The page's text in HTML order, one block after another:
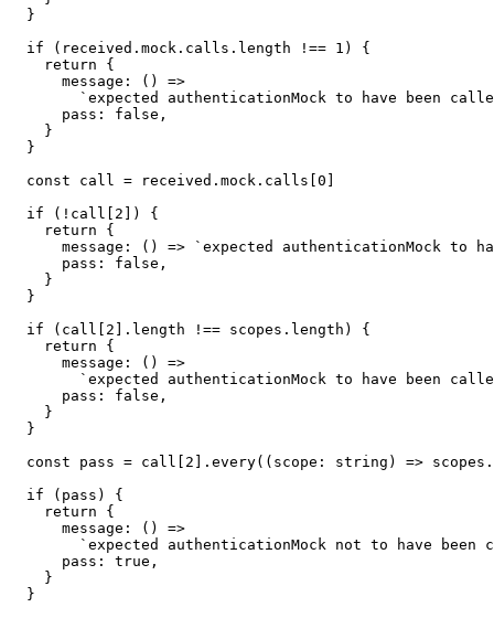
  }
  if (received.mock.calls.length !== 1) {
    return {
      message: () =>
`expected authenticationMock to have been
      pass: false,
    }
  }
  const call = received.mock.calls[0]
  if (!call[2]) {
    return {
message: () => `expected authenticationMock to
      pass: false,
    }
  }
  if (call[2].length !== scopes.length) {
    return {
      message: () =>
`expected authenticationMock to have been
      pass: false,
    }
  }
const pass = call[2].every((scope: string) =>
  if (pass) {
    return {
      message: () =>
`expected authenticationMock not to have
      pass: true,
    }
  }